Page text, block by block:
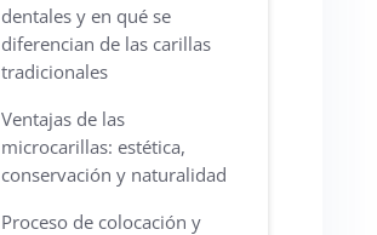
dentales y en qué se
diferencian de las carillas
tradicionales
Ventajas de las
microcarillas: estética,
conservación y naturalidad
Proceso de colocación y